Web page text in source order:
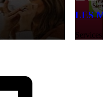
LES
Services